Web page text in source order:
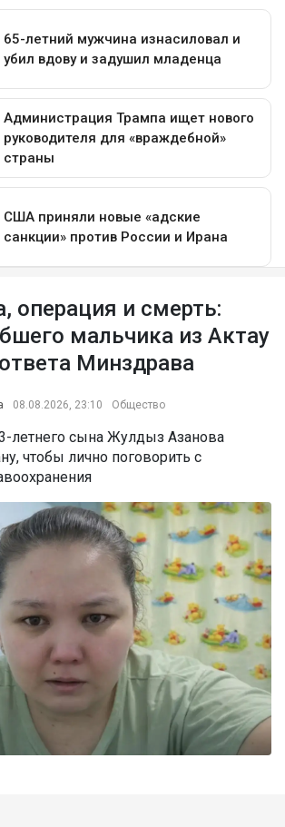
операция и смерть:
мальчика из Актау
Минздрава
08.08.2026, 23:10 Общество
летнего сына Жулдыз Азанова
чтобы лично поговорить с